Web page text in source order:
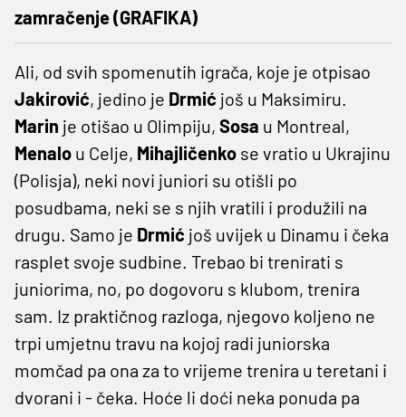
zamračenje (GRAFIKA)
Ali, od svih spomenutih igrača, koje je otpisao
Jakirović, jedino je Drmić još u Maksimiru.
Marin je otišao u Olimpiju, Sosa u Montreal,
Menalo u Celje, Mihajličenko se vratio u Ukrajinu
(Polisja), neki novi juniori su otišli po
posudbama, neki se s njih vratili i produžili na
drugu. Samo je Drmić još uvijek u Dinamu i čeka
rasplet svoje sudbine. Trebao bi trenirati s
juniorima, no, po dogovoru s klubom, trenira
sam. Iz praktičnog razloga, njegovo koljeno ne
trpi umjetnu travu na kojoj radi juniorska
momčad pa ona za to vrijeme trenira u teretani i
dvorani i - čeka. Hoće li doći neka ponuda pa